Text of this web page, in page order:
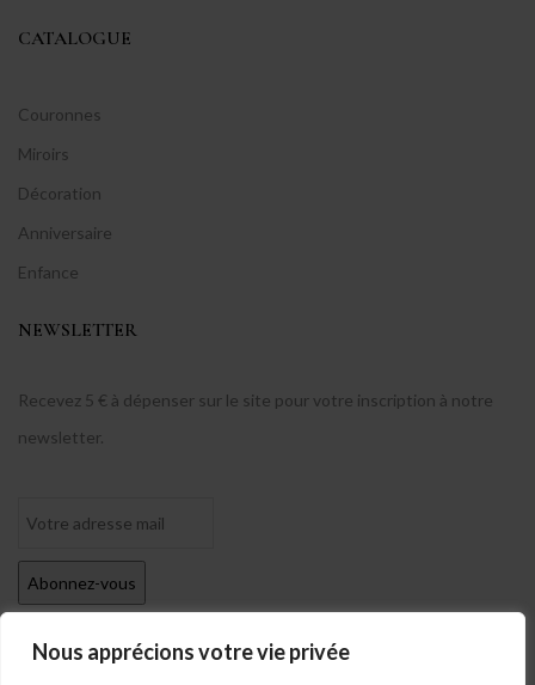
Nous apprécions votre vie privée
CATALOGUE
Couronnes
Miroirs
Décoration
Anniversaire
Enfance
NEWSLETTER
Recevez 5 € à dépenser sur le site pour votre inscription à notre
newsletter.